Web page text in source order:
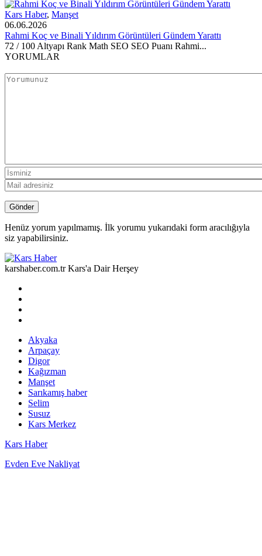
Kars Haber, Manşet
06.06.2026
Rahmi Koç ve Binali Yıldırım Görüntüleri Gündem Yarattı
72 / 100 Altyapı Rank Math SEO SEO Puanı Rahmi...
YORUMLAR
Henüz yorum yapılmamış. İlk yorumu yukarıdaki form aracılığıyla
siz yapabilirsiniz.
karshaber.com.tr Kars'a Dair Herşey
Akyaka
Arpaçay
Digor
Kağızman
Manşet
Sarıkamış haber
Selim
Susuz
Kars Merkez
Kars Haber
Evden Eve Nakliyat